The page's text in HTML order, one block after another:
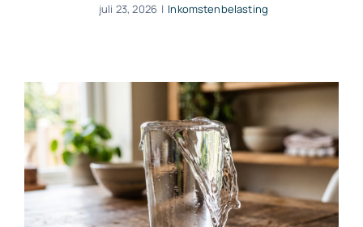
juli 23, 2026 | Inkomstenbelasting